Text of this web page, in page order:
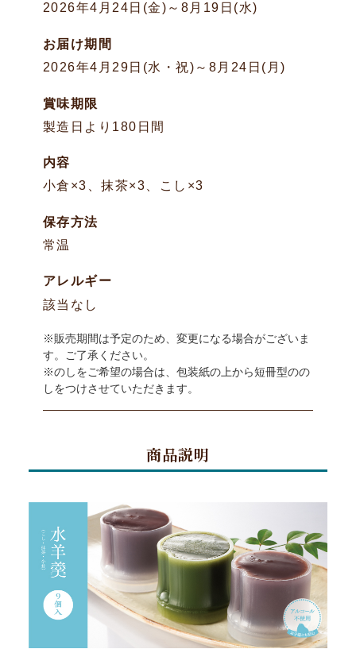
2026年4月24日(金)～8月19日(水)
お届け期間
2026年4月29日(水・祝)～8月24日(月)
賞味期限
製造日より180日間
内容
小倉×3、抹茶×3、こし×3
保存方法
常温
アレルギー
該当なし
※販売期間は予定のため、変更になる場合がございま
す。ご了承ください。
※のしをご希望の場合は、包装紙の上から短冊型のの
しをつけさせていただきます。
商品説明